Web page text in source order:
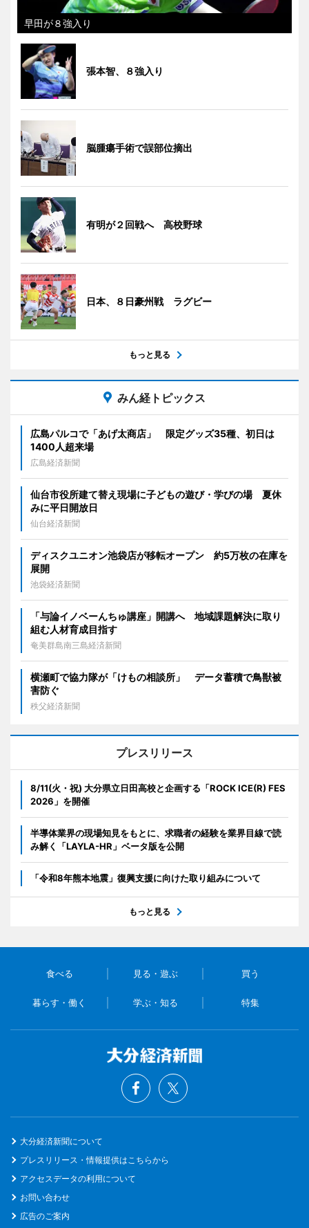
早田が８強入り
張本智、８強入り
脳腫瘍手術で誤部位摘出
有明が２回戦へ 高校野球
日本、８日豪州戦 ラグビー
もっと見る
みん経トピックス
広島パルコで「あげ太商店」 限定グッズ35種、初日は
1400人超来場
広島経済新聞
仙台市役所建て替え現場に子どもの遊び・学びの場 夏休
みに平日開放日
仙台経済新聞
ディスクユニオン池袋店が移転オープン 約5万枚の在庫を
展開
池袋経済新聞
「与論イノベーんちゅ講座」開講へ 地域課題解決に取り
組む人材育成目指す
奄美群島南三島経済新聞
横瀬町で協力隊が「けもの相談所」 データ蓄積で鳥獣被
害防ぐ
秩父経済新聞
プレスリリース
8/11(火・祝) 大分県立日田高校と企画する「ROCK ICE(R) FES
2026」を開催
半導体業界の現場知見をもとに、求職者の経験を業界目線で読
み解く「LAYLA-HR」ベータ版を公開
「令和8年熊本地震」復興支援に向けた取り組みについて
もっと見る
食べる 見る・遊ぶ 買う
暮らす・働く 学ぶ・知る 特集
大分経済新聞について
プレスリリース・情報提供はこちらから
アクセスデータの利用について
お問い合わせ
広告のご案内